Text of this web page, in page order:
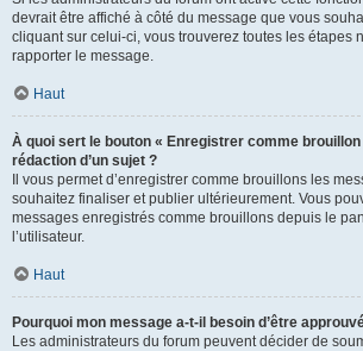
devrait être affiché à côté du message que vous
cliquant sur celui-ci, vous trouverez toutes les étapes
rapporter le message.
Haut
À quoi sert le bouton « Enregistrer comme
rédaction d’un sujet ?
Il vous permet d’enregistrer comme brouillons les
souhaitez finaliser et publier ultérieurement. Vous
messages enregistrés comme brouillons depuis le
l’utilisateur.
Haut
Pourquoi mon message a-t-il besoin d’être
Les administrateurs du forum peuvent décider de